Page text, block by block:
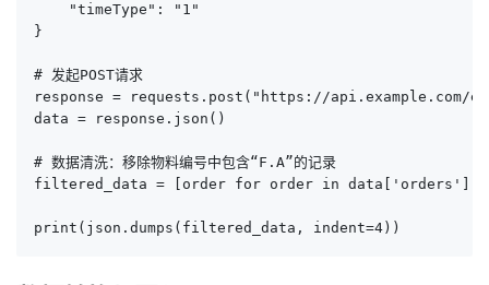
    "timeType": "1"
}
# 发起POST请求
response = requests.post("https://api.example.com/
data = response.json()
# 数据清洗：移除物料编号中包含“F.A”的记录
filtered_data = [order for order in data['orders']
print(json.dumps(filtered_data, indent=4))